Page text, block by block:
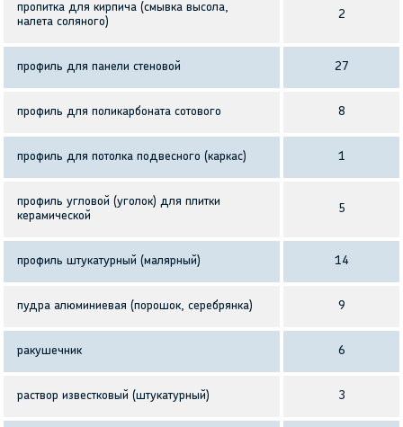
пропитка для кирпича (смывка высола,
налета соляного)
2
профиль для панели стеновой 27
профиль для поликарбоната сотового 8
профиль для потолка подвесного (каркас) 1
профиль угловой (уголок) для плитки
керамической
5
профиль штукатурный (малярный) 14
пудра алюминиевая (порошок, серебрянка) 9
ракушечник 6
раствор известковый (штукатурный) 3